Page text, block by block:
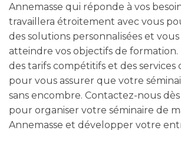
Annemasse qui réponde à vos
travaillera étroitement avec vous
des solutions personnalisées et vous
atteindre vos objectifs de formation.
des tarifs compétitifs et des services
pour vous assurer que votre
sans encombre. Contactez-nous
pour organiser votre séminaire de
Annemasse et développer votre